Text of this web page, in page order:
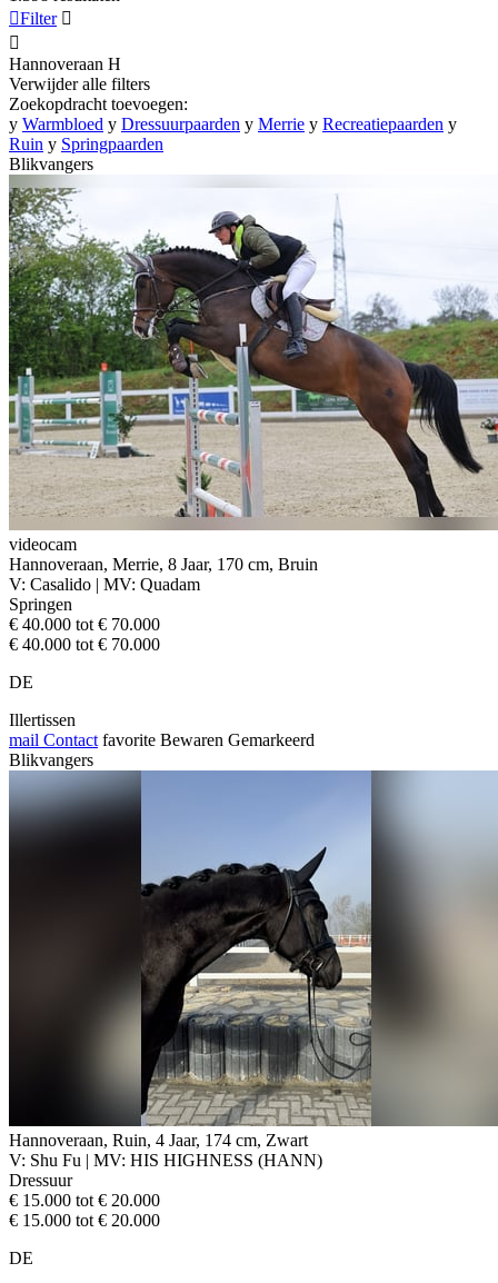
Filter 

Hannoveraan H
Verwijder alle filters
Zoekopdracht toevoegen:
y Warmbloed y Dressuurpaarden y Merrie y Recreatiepaarden y
Ruin y Springpaarden
Blikvangers
videocam
Hannoveraan, Merrie, 8 Jaar, 170 cm, Bruin
V: Casalido | MV: Quadam
Springen
€ 40.000 tot € 70.000
€ 40.000 tot € 70.000
DE
Illertissen
mail Contact favorite Bewaren Gemarkeerd
Blikvangers
Hannoveraan, Ruin, 4 Jaar, 174 cm, Zwart
V: Shu Fu | MV: HIS HIGHNESS (HANN)
Dressuur
€ 15.000 tot € 20.000
€ 15.000 tot € 20.000
DE